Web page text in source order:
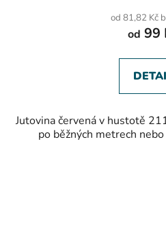
je
5
od 81,82 Kč
od 99
Jutovina červená v hustotě
po běžných metrech